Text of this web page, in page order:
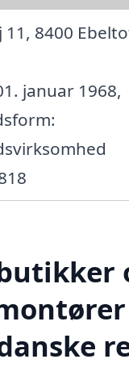
11, 8400
januar 1968,